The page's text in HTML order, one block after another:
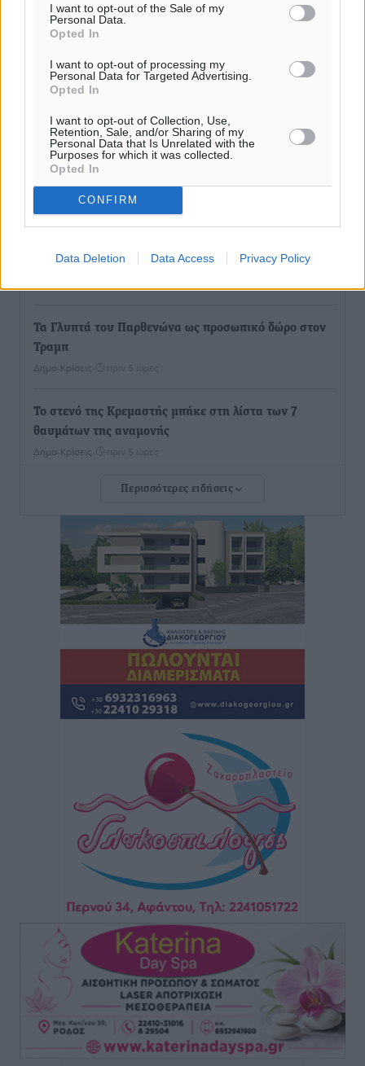
I want to opt-out of the Sale of my
Personal Data.
Opted In
I want to opt-out of processing my
Personal Data for Targeted Advertising.
Opted In
I want to opt-out of Collection, Use,
Retention, Sale, and/or Sharing of my
Personal Data that Is Unrelated with the
Purposes for which it was collected.
Opted In
CONFIRM
Data Deletion Data Access Privacy Policy
Συνελήφθησαν δύο άτομα στην Κάρπαθο για άγρα
Τοπικές Ειδήσεις• πριν 5 ώρες
Χωρίς υποχρεωτική παρουσία μικρών στη 12άδα
Αθλητικά• πριν 5 ώρες
που κανείς δεν ρώτησε
Δημο-Κρίσεις• πριν 5 ώρες
Η Ρόδος περιμένει και οι θεσμοί της λογομαχούν
Τα Γλυπτά του Παρθενώνα ως προσωπικό δώρο στον
Τραμπ
Δημο-Κρίσεις πριν 5 ώρες
Το στενό της Κρεμαστής μπήκε στη λίστα των 7
θαυμάτων της αναμονής
Δημο-Κρίσεις πριν 5 ώρες
ΣΕΤΕ: Σημαντική θεσμική εξέλιξη η ΚΥΑ για το ΕΧΠ
για τον τουρισμό
πριν 5 ώρες
Γ. Χατζημάρκος: “Δύο μεγάλες δεσμεύσεις
Γεωργιάδη” – Κίνητρα για τους γιατρούς των νησιών
και συνεργασία Ρόδου με το Αττικόν για το
πριν 5 ώρες
Σούπερ μάρκετ: Διευρύνεται η εθνική πρωτοβουλία
για τις τιμές – Eρχονται νέες συμμετοχές εταιρειών
Συνελήφθησαν έξι άτομα για ηχορύπανση από
καταστήματα στο Νότιο Αιγαίο
Τοπικές Ειδήσεις• πριν 6 ώρες
15 Αυγούστου 2026: Πώς θα πληρωθούν όσοι
εργαστούν την αργία – Τι ισχύει για πενθήμερο,
εξαήμερο και άδειες
Ειδήσεις πριν 6 ώρες
Πλούσιο πολιτιστικό πρόγραμμα τον Αύγουστο από
τον Δήμο Ρόδου
Πολιτιστικά πριν 6 ώρες
Βασίλης Υψηλάντης: Ξεμπλοκάρει η έκδοση και
Περισσότερες ειδήσεις